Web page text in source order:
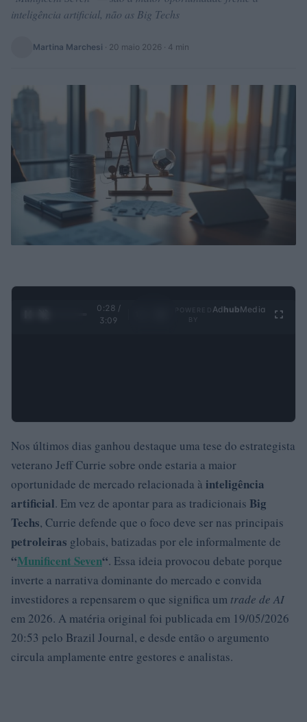
inteligência artificial, não as Big Techs
Martina Marchesi · 20 maio 2026 · 4 min
0:29 /
3:09
Ad hubMedia
Nos últimos dias ganhou destaque uma tese do estrategista
veterano Jeff Currie sobre onde estaria a maior
oportunidade de mercado relacionada à inteligência
artificial. Em vez de apontar para as tradicionais Big
Techs, Currie defende que o foco deve ser nas principais
petroleiras globais, batizadas por ele informalmente de
“Munificent Seven“. Essa ideia provocou debate porque
inverte a narrativa dominante do mercado e convida
investidores a repensarem o que significa um trade de AI
em 2026. A matéria original foi publicada em 19/05/2026
20:53 pelo Brazil Journal, e desde então o argumento
circula amplamente entre gestores e analistas.